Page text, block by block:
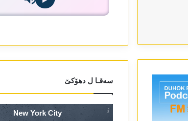
سەقـا ل دھۆکێ
New York City